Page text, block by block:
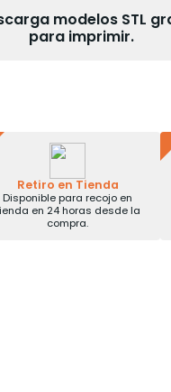
modelos STL
para imprimir.
Retiro en Tienda
Disponible para recojo en
en 24 horas desde la
compra.